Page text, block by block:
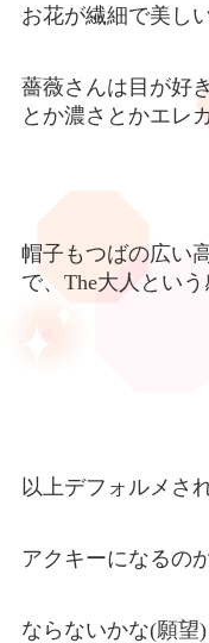
お花が繊細で美し
薔薇さんは目が好
とか濃さとかエレ
帽子もつばの広い
で、 The大人とい
以上デフォルメさ
アクキーになるの
ならないかな(願望)